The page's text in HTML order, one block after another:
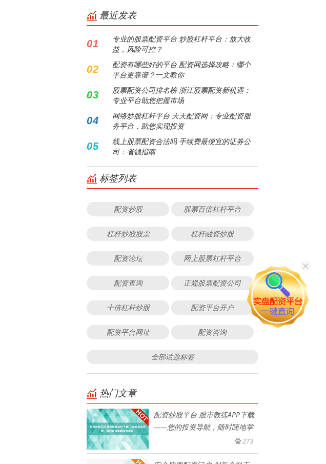
最近发表
01
专业的股票配资平台 炒股杠杆平台：放大收
益，风险可控？
02
配资有哪些好的平台 配资网选择攻略：哪个
平台更靠谱？一文教你
03
股票配资公司排名榜 浙江股票配资新机遇：
专业平台助您把握市场
04
网络炒股杠杆平台 天天配资网：专业配资服
务平台，助您实现投资
05
线上股票配资合法吗 手续费最便宜的证券公
司：省钱指南
标签列表
配资炒股 股票百倍杠杆平台
杠杆炒股股票 杠杆融资炒股
配资论坛 网上股票杠杆平台
配资查询 正规股票配资公司
十倍杠杆炒股 配资平台开户
配资平台网址 配资咨询
全部话题标签
热门文章
配资炒股平台 股市教练APP下载
——您的投资导航，随时随地掌
273